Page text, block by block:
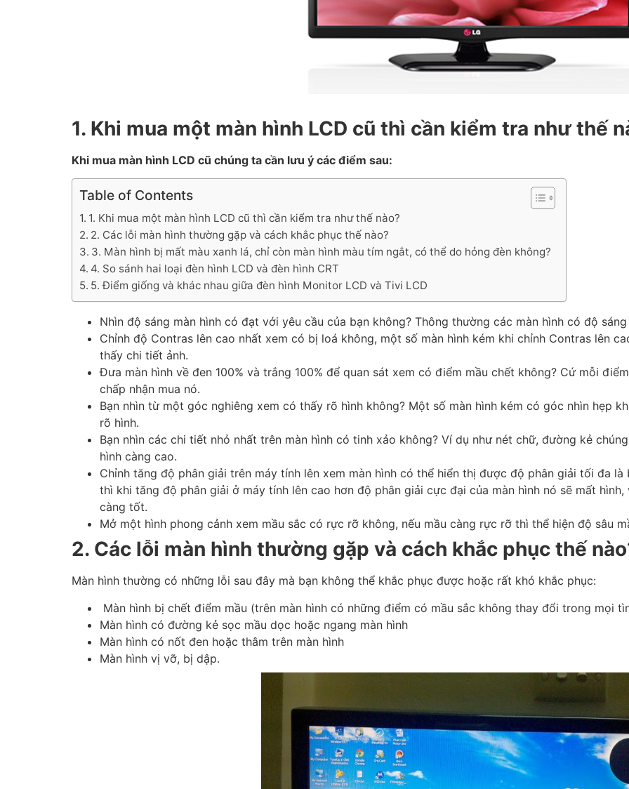
1. Khi mua một màn hình LCD cũ thì cần kiểm tra như thế
Khi mua màn hình LCD cũ chúng ta cần lưu ý các điểm sau:
Table of Contents
1. Khi mua một màn hình LCD cũ thì cần kiểm tra như thế nào?
2. Các lỗi màn hình thường gặp và cách khắc phục thế nào?
3. Màn hình bị mất màu xanh lá, chỉ còn màn hình màu tím ngắt, có thể do hỏng đèn không?
4. So sánh hai loại đèn hình LCD và đèn hình CRT
5. Điểm giống và khác nhau giữa đèn hình Monitor LCD và Tivi LCD
Nhìn độ sáng màn hình có đạt với yêu cầu của bạn không? Thông thường các màn hình có độ
Chỉnh độ Contras lên cao nhất xem có bị loá không, một số màn hình kém khi chỉnh Contras lên
thấy chi tiết ảnh.
Đưa màn hình về đen 100% và trắng 100% để quan sát xem có điểm mầu chết không? Cứ mỗi
chấp nhận mua nó.
Bạn nhìn từ một góc nghiêng xem có thấy rõ hình không? Một số màn hình kém có góc nhìn hẹp
rõ hình.
Bạn nhìn các chi tiết nhỏ nhất trên màn hình có tinh xảo không? Ví dụ như nét chữ, đường kẻ
hình càng cao.
Chỉnh tăng độ phân giải trên máy tính lên xem màn hình có thể hiển thị được độ phân giải tối đa
thì khi tăng độ phân giải ở máy tính lên cao hơn độ phân giải cực đại của màn hình nó sẽ mất
càng tốt.
Mở một hình phong cảnh xem mầu sắc có rực rỡ không, nếu mầu càng rực rỡ thì thể hiện độ sâu
2. Các lỗi màn hình thường gặp và cách khắc phục thế
Màn hình thường có những lỗi sau đây mà bạn không thể khắc phục được hoặc rất khó khắc phục:
Màn hình bị chết điểm mầu (trên màn hình có những điểm có mầu sắc không thay đổi trong mọi
Màn hình có đường kẻ sọc mầu dọc hoặc ngang màn hình
Màn hình có nốt đen hoặc thâm trên màn hình
Màn hình vị vỡ, bị dập.